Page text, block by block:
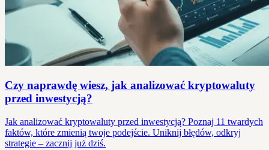
Czy naprawdę wiesz, jak analizować kryptowaluty
przed inwestycją?
Jak analizować kryptowaluty przed inwestycją? Poznaj 11 twardych
faktów, które zmienią twoje podejście. Uniknij błędów, odkryj
strategie – zacznij już dziś.